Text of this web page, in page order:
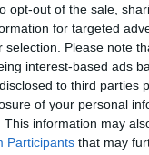
opt-out of the sale,
for targeted
selection. Please note
interest-based ads
to third parties
of your personal
This information may
Participants that may